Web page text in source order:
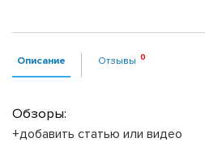
Описание Отзывы
Обзоры:
+добавить статью или видео